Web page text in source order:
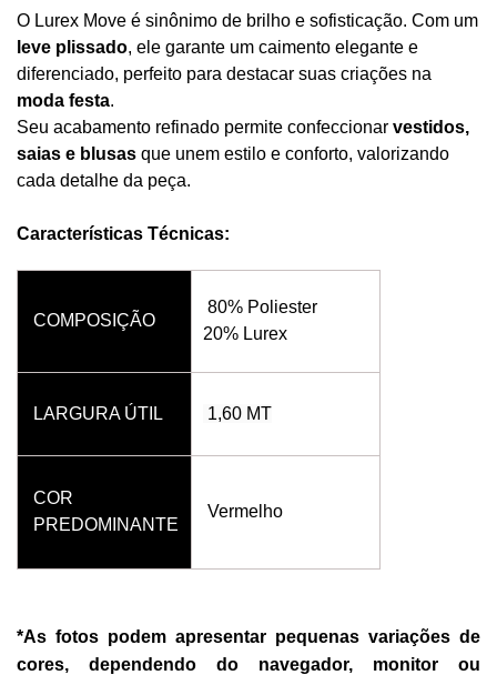
O Lurex Move é sinônimo de brilho e sofisticação. Com um
leve plissado, ele garante um caimento elegante e
diferenciado, perfeito para destacar suas criações na
moda festa.
Seu acabamento refinado permite confeccionar vestidos,
saias e blusas que unem estilo e conforto, valorizando
cada detalhe da peça.
Características Técnicas:
COMPOSIÇÃO
80% Poliester
20% Lurex
LARGURA ÚTIL 1,60 MT
COR
PREDOMINANTE
Vermelho
*As fotos podem apresentar pequenas variações de
cores, dependendo do navegador, monitor ou